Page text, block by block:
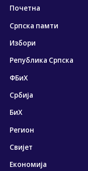
Почетна
Српска памти
Избори
Република Српска
ФБиХ
Србија
БиХ
Регион
Свијет
Економија